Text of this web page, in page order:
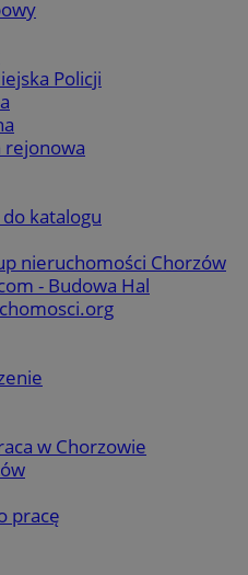
Policji
katalogu
nieruchomości Chorzów
- Budowa Hal
w Chorzowie
pracę